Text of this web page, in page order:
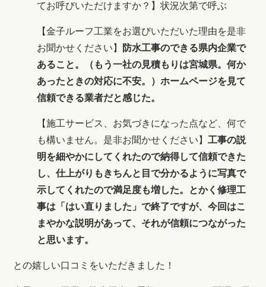
てお呼びいただけますか？】状況次第で呼ぶ
【金子ルーフ工業をお選びいただいた理由を是非
お聞かせください】
防水工事のできる県内企業で
あること。（もう一社の見積もりは宮城県。何か
あったときの対応に不安。）ホームページを見て
信頼できる業者だと感じた。
【施工サービス、お気づきになった点など、何で
も構いません。是非お聞かせください】工事の説
明を細やかにしてくれたので納得して信頼できた
し、仕上がりもきちんと目で分かるように写真で
示してくれたので満足度も増した。とかく修理工
事は「はい直りました」で終了ですが、今回はこ
まやかな説明があって、それが信頼につながった
と思います。
との嬉しい口コミをいただきました！